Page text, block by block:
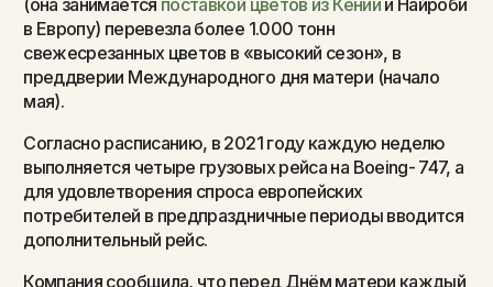
(она занимается поставкой цветов из Кениии Найроби
в Европу) перевезла более 1.000 тонн
свежесрезанных цветов в «высокий сезон», в
преддверии Международного дня матери (начало
мая).
Согласно расписанию, в 2021 году каждую неделю
выполняется четыре грузовых рейса на Boeing- 747, а
для удовлетворения спроса европейских
потребителей в предпраздничные периоды вводится
дополнительный рейс.
Компания сообщила, что перед Днём матери каждый